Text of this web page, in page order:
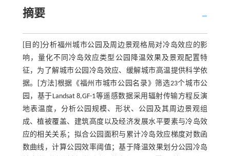
摘要
[目的]分析福州城市公园及周边景观格局对冷岛效应的影
响，量化不同冷岛效应类型公园降温效果及景观配置特
征，为了解城市公园冷岛效应、缓解城市高温提供科学依
据。[方法]根据《福州市城市公园名录》筛选23个城市公
园，基于Landsat 8,GF-1等遥感数据采用辐射传输方程反演
地表温度，分析公园规模、形状、公园及其周边景观组
成、植被覆盖、建筑高度以及经济发展水平要素与冷岛效
应的相关关系；拟合公园面积与累计冷岛效应梯度对数函
数曲线，计算公园效率阈值；基于降温效果划分公园冷岛